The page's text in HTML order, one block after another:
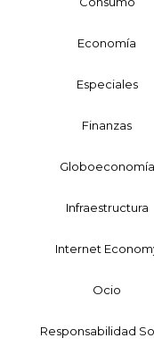
Economía
Especiales
Finanzas
Globoeconomía
Infraestructura
Internet
Ocio
Responsabilidad